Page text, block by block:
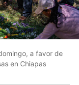
a favor de
en Chiapas